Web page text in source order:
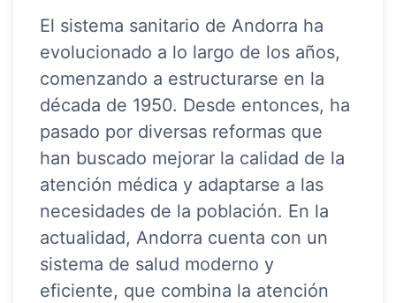
El sistema sanitario de Andorra ha
evolucionado a lo largo de los años,
comenzando a estructurarse en la
década de 1950. Desde entonces, ha
pasado por diversas reformas que
han buscado mejorar la calidad de la
atención médica y adaptarse a las
necesidades de la población. En la
actualidad, Andorra cuenta con un
sistema de salud moderno y
eficiente, que combina la atención